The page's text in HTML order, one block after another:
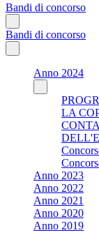
Bandi di concorso
Bandi di concorso
Anno 2024
LA
Anno 2023
Anno 2022
Anno 2021
Anno 2020
Anno 2019